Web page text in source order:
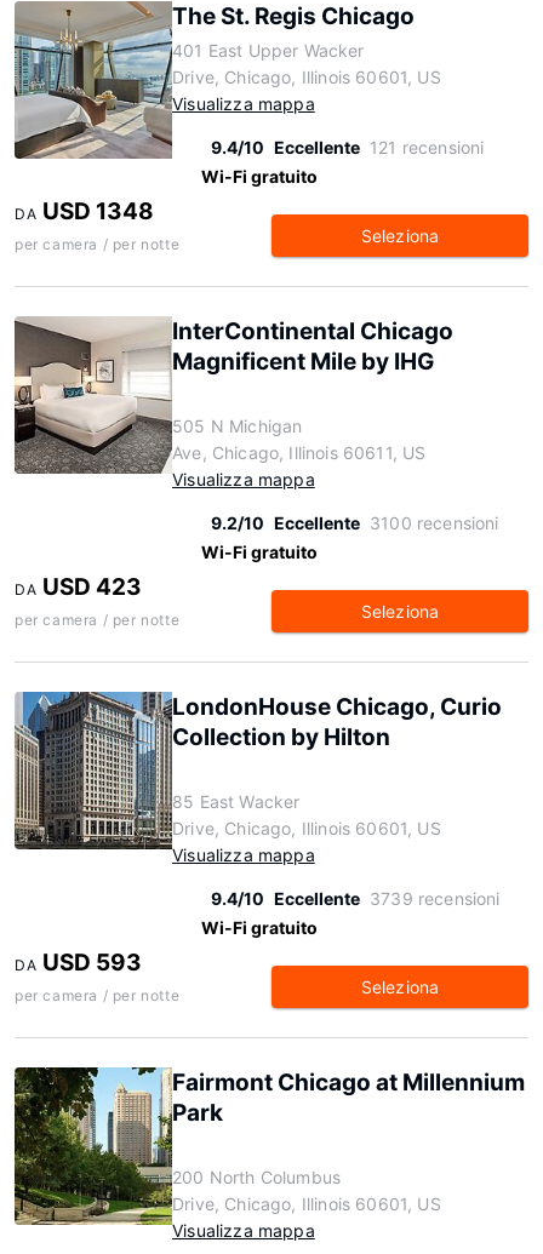
The St. Regis Chicago
401 East Upper Wacker
Drive, Chicago, Illinois 60601, US
Visualizza mappa
9.4/10 Eccellente 121 recensioni
Wi-Fi gratuito
DA USD 1348
per camera / per notte Seleziona
InterContinental Chicago
Magnificent Mile by IHG
505 N Michigan
Ave, Chicago, Illinois 60611, US
Visualizza mappa
9.2/10 Eccellente 3100 recensioni
Wi-Fi gratuito
DA USD 423
per camera / per notte Seleziona
LondonHouse Chicago, Curio
Collection by Hilton
85 East Wacker
Drive, Chicago, Illinois 60601, US
Visualizza mappa
9.4/10 Eccellente 3739 recensioni
Wi-Fi gratuito
DA USD 593
per camera / per notte Seleziona
Fairmont Chicago at Millennium
Park
200 North Columbus
Drive, Chicago, Illinois 60601, US
Visualizza mappa